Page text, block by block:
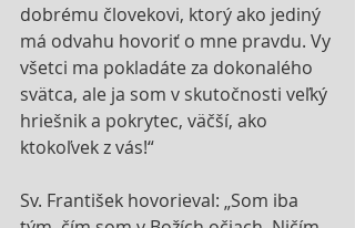
dobrému človekovi, ktorý ako jediný
má odvahu hovoriť o mne pravdu. Vy
všetci ma pokladáte za dokonalého
svätca, ale ja som v skutočnosti veľký
hriešnik a pokrytec, väčší, ako
ktokoľvek z vás!“
Sv. František hovorieval: „Som iba